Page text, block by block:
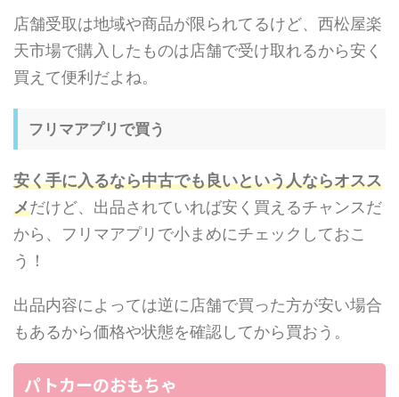
店舗受取は地域や商品が限られてるけど、西松屋楽
天市場で購入したものは店舗で受け取れるから安く
買えて便利だよね。
フリマアプリで買う
安く手に入るなら中古でも良いという人ならオスス
メだけど、出品されていれば安く買えるチャンスだ
から、フリマアプリで小まめにチェックしておこ
う！
出品内容によっては逆に店舗で買った方が安い場合
もあるから価格や状態を確認してから買おう。
パトカーのおもちゃ